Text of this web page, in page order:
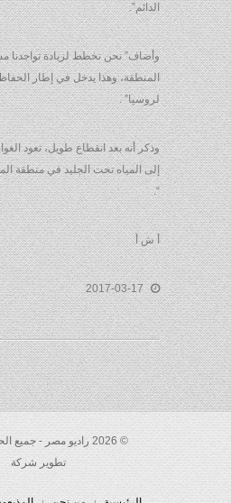
الدائم”.
وأضاف” نحن نخطط لزيادة تواجدنا
المنطقة، وهذا يدخل في إطار
لروسيا” .
وذكر أنه بعد انقطاع طويل، تعود
إلى المياه تحت الجليد في منطقة
“.
أ ش أ
2017-03-17
© 2026 راديو مصر -
تطوير شركة